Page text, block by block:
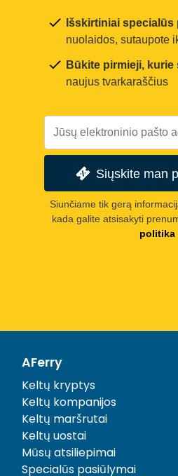
Išskirtiniai specialūs
nuolaidos, sutaupote
Būkite pirmieji, kurie
naujus tvarkaraščius
Siųskite man
Siunčiame tik gerą
kada galite atsisakyti
politika
AFerry
Keltų kryptys
Keltų kompanijos
Keltų maršrutai
Keltų uostai
Mūsų atsiliepimai
Specialūs pasiūlymai